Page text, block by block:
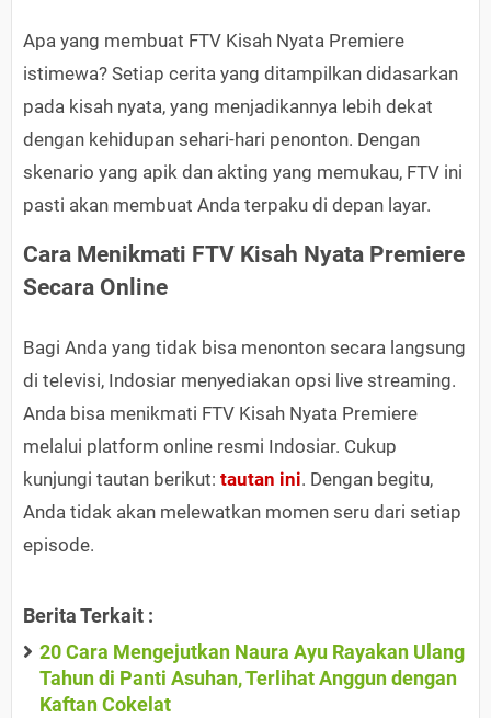
Apa yang membuat FTV Kisah Nyata Premiere
istimewa? Setiap cerita yang ditampilkan didasarkan
pada kisah nyata, yang menjadikannya lebih dekat
dengan kehidupan sehari-hari penonton. Dengan
skenario yang apik dan akting yang memukau, FTV ini
pasti akan membuat Anda terpaku di depan layar.
Cara Menikmati FTV Kisah Nyata Premiere
Secara Online
Bagi Anda yang tidak bisa menonton secara langsung
di televisi, Indosiar menyediakan opsi live streaming.
Anda bisa menikmati FTV Kisah Nyata Premiere
melalui platform online resmi Indosiar. Cukup
kunjungi tautan berikut: tautan ini. Dengan begitu,
Anda tidak akan melewatkan momen seru dari setiap
episode.
Berita Terkait :
20 Cara Mengejutkan Naura Ayu Rayakan Ulang
Tahun di Panti Asuhan, Terlihat Anggun dengan
Kaftan Cokelat